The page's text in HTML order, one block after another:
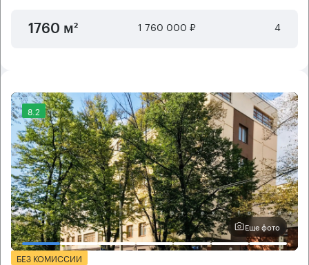
1760 м² 1 760 000 ₽ 4
8.2
Еще фото
БЕЗ КОМИССИИ